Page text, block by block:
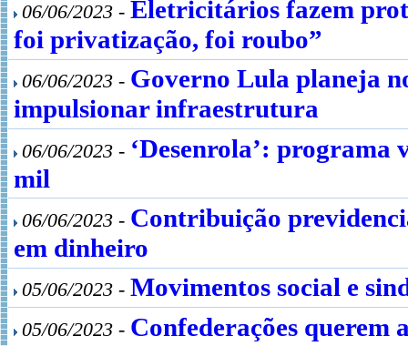
06/06/2023 - Eletricitários fazem
foi privatização, foi roubo”
06/06/2023 - Governo Lula planeja
impulsionar infraestrutura
06/06/2023 - ‘Desenrola’: programa
mil
06/06/2023 - Contribuição
em dinheiro
05/06/2023 - Movimentos social e
05/06/2023 - Confederações